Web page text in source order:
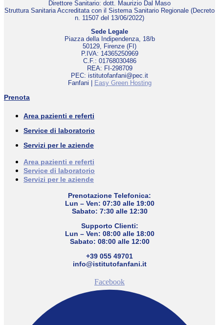
Direttore Sanitario: dott. Maurizio Dal Maso
Struttura Sanitaria Accreditata con il Sistema Sanitario Regionale (Decreto
n. 11507 del 13/06/2022)
Sede Legale
Piazza della Indipendenza, 18/b
50129, Firenze (FI)
P.IVA: 14365250969
C.F.: 01768030486
REA: FI-298709
PEC: istitutofanfani@pec.it
Fanfani | Easy Green Hosting
Prenota
Area pazienti e referti
Service di laboratorio
Servizi per le aziende
Area pazienti e referti
Service di laboratorio
Servizi per le aziende
Prenotazione Telefonica:
Lun – Ven: 07:30 alle 19:00
Sabato: 7:30 alle 12:30
Supporto Clienti:
Lun – Ven: 08:00 alle 18:00
Sabato: 08:00 alle 12:00
+39 055 49701
info@istitutofanfani.it
Facebook